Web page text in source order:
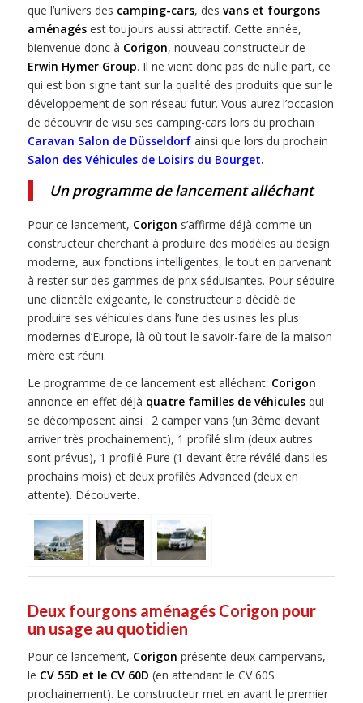
que l’univers des camping-cars, des vans et fourgons
aménagésest toujours aussi attractif. Cette année,
bienvenue donc à Corigon, nouveau constructeur de
Erwin Hymer Group. Il ne vient donc pas de nulle part, ce
qui est bon signe tant sur la qualité des produits que sur le
développement de son réseau futur. Vous aurez l’occasion
de découvrir de visu ses camping-cars lors du prochain
Caravan Salon de Düsseldorf ainsi que lors du prochain
Salon des Véhicules de Loisirs du Bourget.
Un programme de lancement alléchant
Pour ce lancement, Corigon s’affirme déjà comme un
constructeur cherchant à produire des modèles au design
moderne, aux fonctions intelligentes, le tout en parvenant
à rester sur des gammes de prix séduisantes. Pour séduire
une clientèle exigeante, le constructeur a décidé de
produire ses véhicules dans l’une des usines les plus
modernes d’Europe, là où tout le savoir-faire de la maison
mère est réuni.
Le programme de ce lancement est alléchant. Corigon
annonce en effet déjà quatre familles de véhiculesqui
se décomposent ainsi : 2 camper vans (un 3ème devant
arriver très prochainement), 1 profilé slim (deux autres
sont prévus), 1 profilé Pure (1 devant être révélé dans les
prochains mois) et deux profilés Advanced (deux en
attente). Découverte.
Deux fourgons aménagés Corigon pour
un usage au quotidien
Pour ce lancement, Corigon présente deux campervans,
le CV 55D et le CV 60D (en attendant le CV 60S
prochainement). Le constructeur met en avant le premier